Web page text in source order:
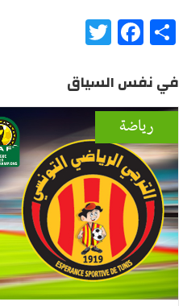
Share
Facebook
في نفس السياق
رياضة